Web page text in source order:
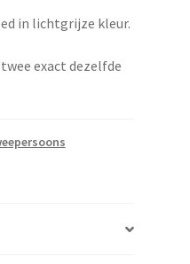
in lichtgrijze kleur.
exact dezelfde